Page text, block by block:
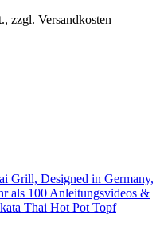
zzgl. Versandkosten
Grill, Designed in Germany,
als 100 Anleitungsvideos &
Thai Hot Pot Topf